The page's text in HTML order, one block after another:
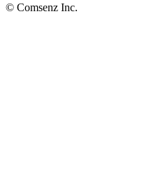
© Comsenz Inc.